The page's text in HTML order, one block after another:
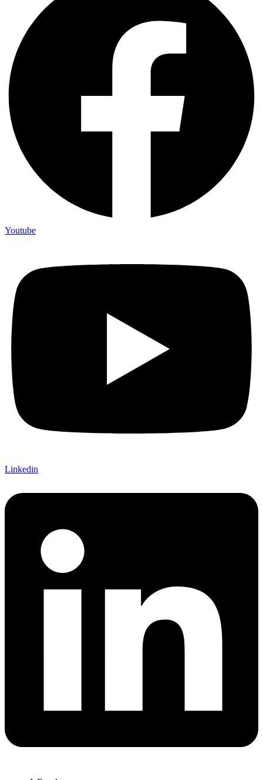
Youtube
Linkedin